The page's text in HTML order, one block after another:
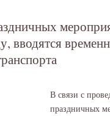
вводятся
В связи с
праздничных